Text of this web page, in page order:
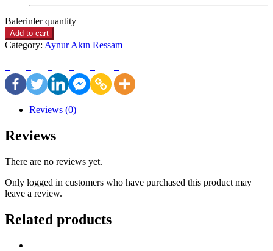
Balerinler quantity
Add to cart
Category: Aynur Akın Ressam
Reviews (0)
Reviews
There are no reviews yet.
Only logged in customers who have purchased this product may
leave a review.
Related products